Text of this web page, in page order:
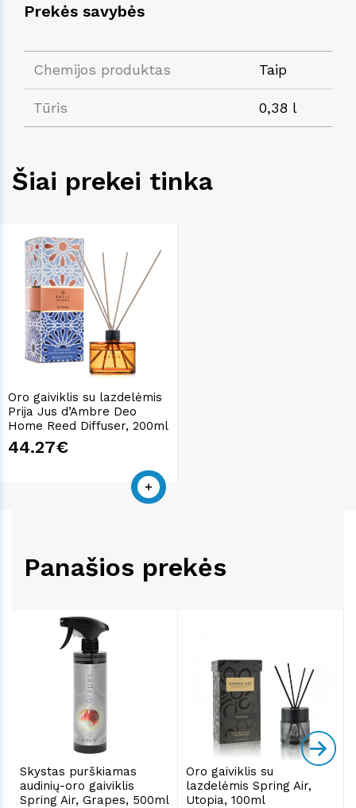
Prekės savybės
Chemijos produktas Taip
Tūris 0,38 l
Šiai prekei tinka
Oro gaiviklis su lazdelėmis
Prija Jus d’Ambre Deo
Home Reed Diffuser, 200ml
44.27€
Panašios prekės
Skystas purškiamas
audinių-oro gaiviklis
Spring Air, Grapes, 500ml
Oro gaiviklis su
lazdelėmis Spring Air,
Utopia, 100ml